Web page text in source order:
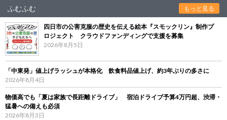
ふむふむ もっと見る
四日市の公害克服の歴史を伝える絵本『スモックリン』制作プ
ロジェクト クラウドファンディングで支援を募集
2026年8月5日
「中東発」値上げラッシュが本格化 飲食料品値上げ、約3年ぶりの多さに
2026年8月4日
物価高でも「夏は家族で長距離ドライブ」 宿泊ドライブ予算4万円超、渋滞・
猛暑への備えも必須
2026年8月3日